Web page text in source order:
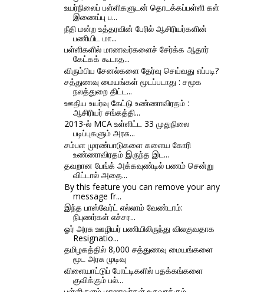
உயர்நிலைப் பள்ளிகளுடன் தொடக்கப்பள்ளி கள்
இணைப்பு ப...
நீதி மன்ற உத்தரவின் பேரில் ஆசிரியர்களின்
பணியிட மா...
பள்ளிகளில் மாணவர்களைச் சேர்க்க ஆதார்
கேட்கக் கூடாத...
விரும்பிய சேனல்களை தேர்வு செய்வது எப்படி?
சத்துணவு மையங்கள் மூடப்படாது : சமூக
நலத்துறை திட்ட...
ஊதிய உயர்வு கேட்டு உண்ணாவிரதம் :
ஆசிரியர் சங்கத்தி...
2013-ல் MCA உள்ளிட்ட 33 முதுநிலை
படிப்புகளும் அரசு...
சம்பள முரண்பாடுகளை களைய கோரி
உண்ணாவிரதம் இருந்த இட...
தவறான பேங்க் அக்கவுண்டில் பணம் சென்று
விட்டால் அதை...
By this feature you can remove your any
message fr...
இந்த பாஸ்வேர்ட் எல்லாம் வேண்டாம்:
நிபுணர்கள் எச்சர...
ஓர் அரசு ஊழியர் பணியிலிருந்து விலகுவதாக
Resignatio...
தமிழகத்தில் 8,000 சத்துணவு மையங்களை
மூட அரசு முடிவு
விளையாட்டுப் போட்டிகளில் பதக்கங்களை
குவிக்கும் பல்...